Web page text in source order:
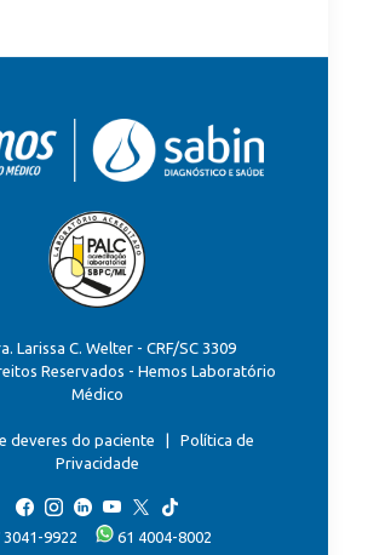
Larissa C. Welter - CRF/SC 3309
Reservados - Hemos Laboratório
Médico
deveres do paciente
Política de
Privacidade
3041-9922 61 4004-8002